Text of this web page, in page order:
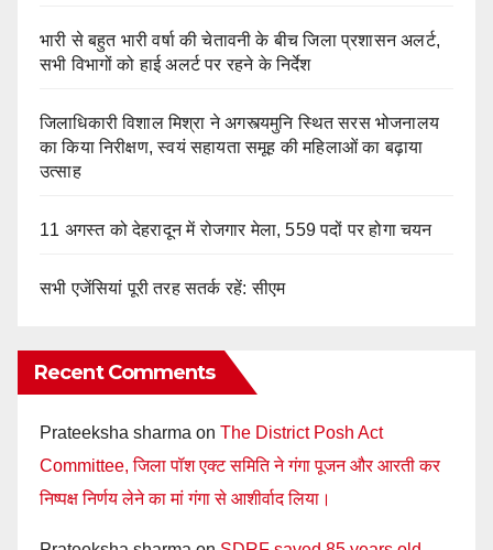
भारी से बहुत भारी वर्षा की चेतावनी के बीच जिला प्रशासन अलर्ट,
सभी विभागों को हाई अलर्ट पर रहने के निर्देश
जिलाधिकारी विशाल मिश्रा ने अगस्त्यमुनि स्थित सरस भोजनालय
का किया निरीक्षण, स्वयं सहायता समूह की महिलाओं का बढ़ाया
उत्साह
11 अगस्त को देहरादून में रोजगार मेला, 559 पदों पर होगा चयन
सभी एजेंसियां पूरी तरह सतर्क रहें: सीएम
Recent Comments
Prateeksha sharma on The District Posh Act
Committee, जिला पॉश एक्ट समिति ने गंगा पूजन और आरती कर
निष्पक्ष निर्णय लेने का मां गंगा से आशीर्वाद लिया।